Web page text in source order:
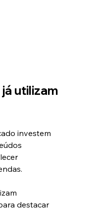
utilizam
investem
destacar